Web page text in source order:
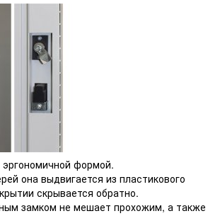
эргономичной формой.
она выдвигается из пластикового
скрывается обратно.
замком не мешает прохожим, а также